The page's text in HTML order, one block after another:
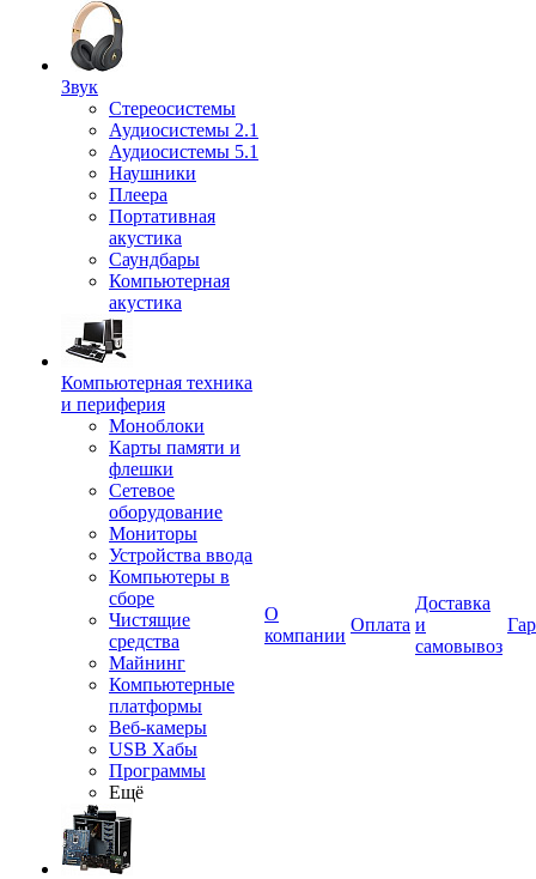
Звук
Стереосистемы
Аудиосистемы 2.1
Аудиосистемы 5.1
Наушники
Плеера
Портативная
акустика
Саундбары
Компьютерная
акустика
Компьютерная техника
и периферия
Моноблоки
Карты памяти и
флешки
Сетевое
оборудование
Мониторы
Устройства ввода
Компьютеры в
сборе
Чистящие
средства
Майнинг
Компьютерные
платформы
Веб-камеры
USB Хабы
Программы
Ещё
О
компании
Оплата
Доставка
и
самовывоз